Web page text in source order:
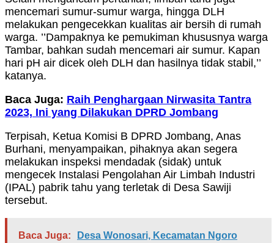
mencemari sumur-sumur warga, hingga DLH
melakukan pengecekkan kualitas air bersih di rumah
warga. ’’Dampaknya ke pemukiman khususnya warga
Tambar, bahkan sudah mencemari air sumur. Kapan
hari pH air dicek oleh DLH dan hasilnya tidak stabil,’’
katanya.
Baca Juga: Raih Penghargaan Nirwasita Tantra
2023, Ini yang Dilakukan DPRD Jombang
Terpisah, Ketua Komisi B DPRD Jombang, Anas
Burhani, menyampaikan, pihaknya akan segera
melakukan inspeksi mendadak (sidak) untuk
mengecek Instalasi Pengolahan Air Limbah Industri
(IPAL) pabrik tahu yang terletak di Desa Sawiji
tersebut.
Baca Juga:
Desa Wonosari, Kecamatan Ngoro